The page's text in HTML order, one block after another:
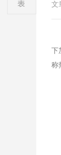
文
下
称